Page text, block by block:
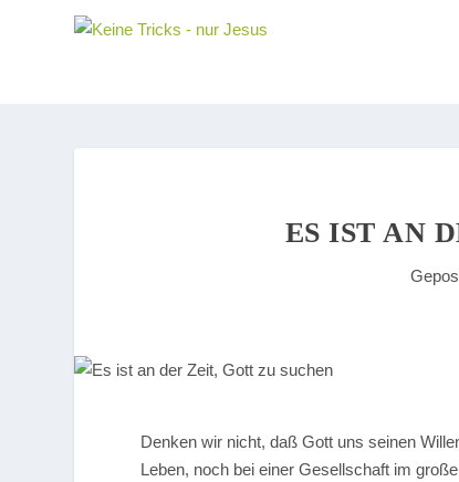
ES IST AN
Denken wir nicht, daß Gott uns seinen
Leben, noch bei einer Gesellschaft im